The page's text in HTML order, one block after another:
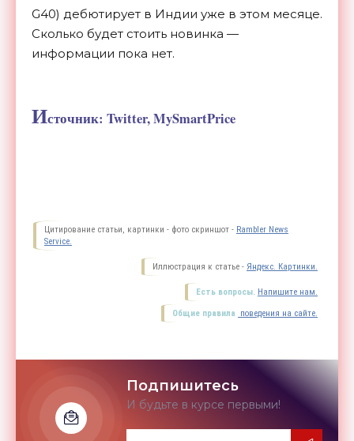
G40) дебютирует в Индии уже в этом месяце.
Сколько будет стоить новинка —
информации пока нет.
Источник: Twitter, MySmartPrice
Цитирование статьи, картинки - фото скриншот - Rambler News
Service.
Иллюстрация к статье - Яндекс. Картинки.
Есть вопросы. Напишите нам.
Общие правила поведения на сайте.
Подпишитесь
И будьте в курсе первыми!